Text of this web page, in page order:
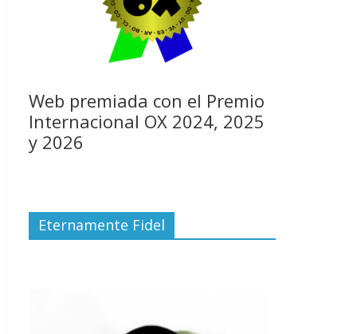
Web premiada con el Premio
Internacional OX 2024, 2025
y 2026
Eternamente Fidel